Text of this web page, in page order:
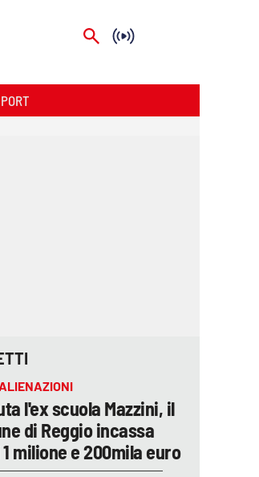
l'ex scuola Mazzini, il
di Reggio incassa
milione e 200mila euro